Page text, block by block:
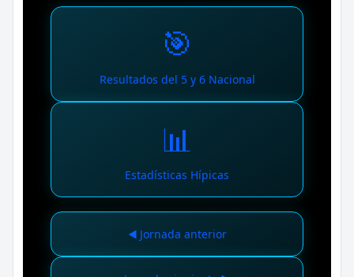
🎯
Resultados del 5 y 6 Nacional
📊
Estadísticas Hípicas
◀️ Jornada anterior